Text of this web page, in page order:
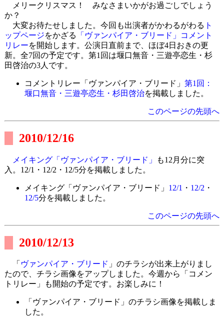
メリークリスマス！ みなさまいかがお過ごしでしょう
か？
大変お待たせしました。今回も出演者がかわるがわる ト
ップページをかざる
「ヴァンパイア・ブリード」コメント
リレーを開始します。公演日直前まで、ほぼ4日おきの更
新。全7回の予定です。第1回は堰口無音・三遊亭恋生・杉
田啓治の3人です。
コメントリレー「ヴァンパイア・ブリード」 第1回：
堰口無音・三遊亭恋生・杉田啓治を掲載しました。
このページの先頭へ
2010/12/16
メイキング「ヴァンパイア・ブリード」
も12月分に突
入。12/1・12/2・12/5分を掲載しました。
メイキング「ヴァンパイア・ブリード」 12/1 ・ 12/2 ・
12/5分を掲載しました。
このページの先頭へ
2010/12/13
「 ヴァンパイア・ブリード 」のチラシが出来上がりまし
たので、チラシ画像をアップしました。今週から「コメン
トリレー」も開始の予定です。お楽しみに！
「ヴァンパイア・ブリード」のチラシ画像を掲載しま
した。